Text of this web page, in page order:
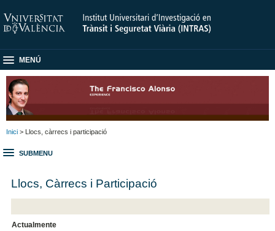
MENÚ
Inici > Llocs, càrrecs i participació
SUBMENU
Llocs, Càrrecs i Participació
Actualmente